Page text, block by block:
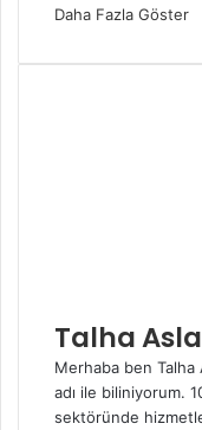
Daha Fazla Göster
Talha
Merhaba ben Talha
adı ile biliniyorum.
sektöründe